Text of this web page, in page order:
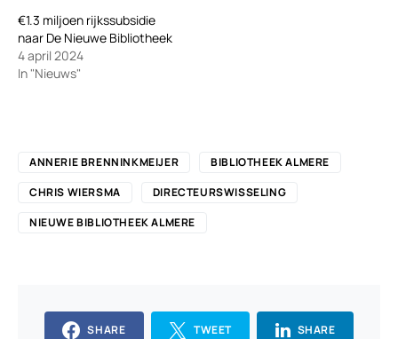
€1.3 miljoen rijkssubsidie
naar De Nieuwe Bibliotheek
4 april 2024
In "Nieuws"
ANNERIE BRENNINKMEIJER
BIBLIOTHEEK ALMERE
CHRIS WIERSMA
DIRECTEURSWISSELING
NIEUWE BIBLIOTHEEK ALMERE
SHARE TWEET SHARE